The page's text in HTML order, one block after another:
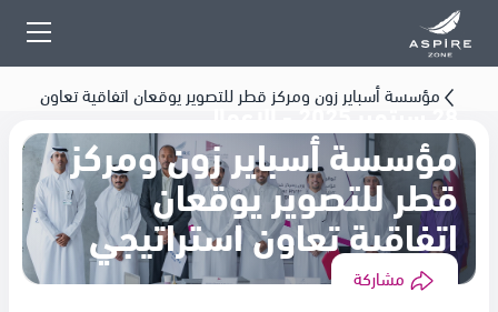
مؤسسة أسباير زون ومركز قطر للتصوير يوقعان اتفاقية تعاون
استراتيجي
28 سبتمبر 2025 - الاعمال
مؤسسة أسباير زون ومركز
قطر للتصوير يوقعان
اتفاقية تعاون استراتيجي
مشاركة